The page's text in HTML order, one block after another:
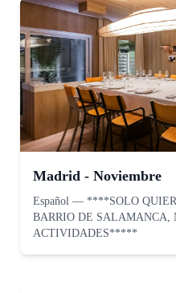
Madrid - Noviembre
Español — ****SOLO
BARRIO DE SALAMANCA,
ACTIVIDADES*****